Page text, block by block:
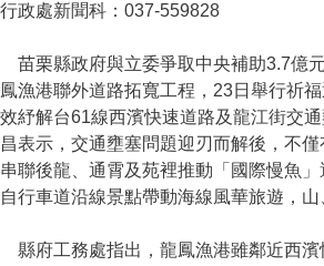
行政處新聞科：037-559828
苗栗縣政府與立委爭取中央補助3.7億
鳳漁港聯外道路拓寬工程，23日舉行祈
效紓解台61線西濱快速道路及龍江街交
昌表示，交通壅塞問題迎刃而解後，不
串聯後龍、通霄及苑裡推動「國際慢魚
自行車道沿線景點帶動海線風華旅遊，山
縣府工務處指出，龍鳳漁港雖鄰近西濱